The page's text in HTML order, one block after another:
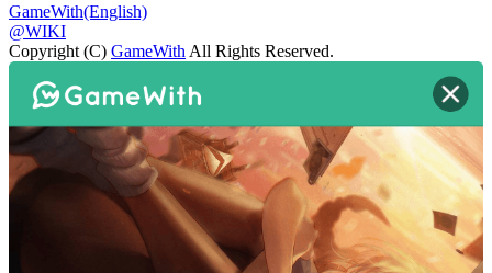
GameWith(English)
@WIKI
Copyright (C) GameWith All Rights Reserved.